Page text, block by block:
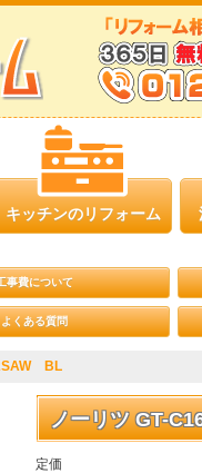
キッチンのリフォーム
事費について
よくある質問
BL
ノーリツ GT-
定価